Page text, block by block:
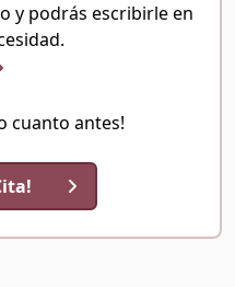
y podrás escribirle en
cuanto antes!